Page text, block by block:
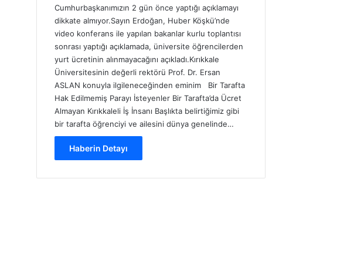
Cumhurbaşkanımızın 2 gün önce yaptığı açıklamayı
dikkate almıyor.Sayın Erdoğan, Huber Köşkü’nde
video konferans ile yapılan bakanlar kurlu toplantısı
sonrası yaptığı açıklamada, üniversite öğrencilerden
yurt ücretinin alınmayacağını açıkladı.Kırıkkale
Üniversitesinin değerli rektörü Prof. Dr. Ersan
ASLAN konuyla ilgileneceğinden eminim Bir Tarafta
Hak Edilmemiş Parayı İsteyenler Bir Tarafta’da Ücret
Almayan Kırıkkaleli İş İnsanı Başlıkta belirtiğimiz gibi
bir tarafta öğrenciyi ve ailesini dünya genelinde…
Haberin Detayı